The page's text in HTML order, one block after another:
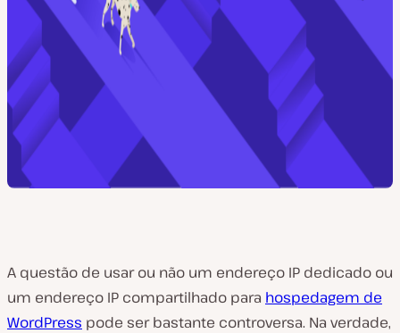
A questão de usar ou não um endereço IP dedicado ou
um endereço IP compartilhado para hospedagem de
WordPress pode ser bastante controversa. Na verdade,